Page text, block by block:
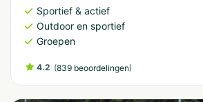
Sportief & actief
Outdoor en sportief
Groepen
4.2 (839 beoordelingen)